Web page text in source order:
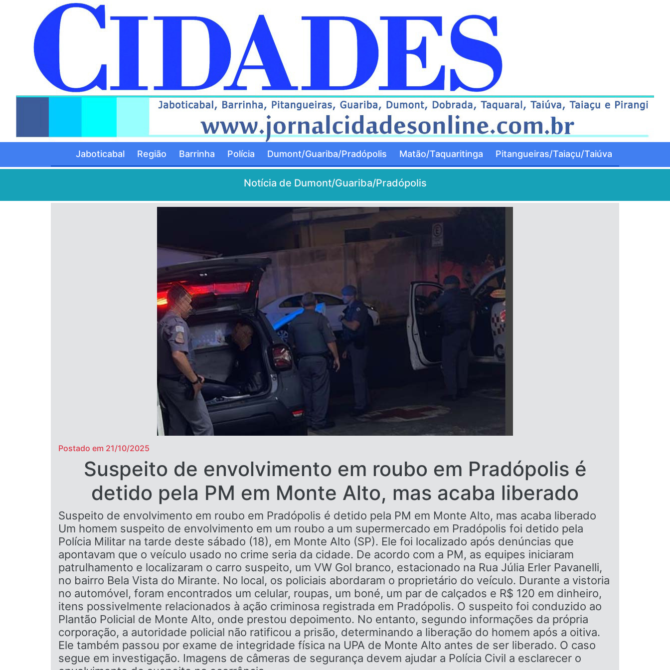
Jaboticabal Região Barrinha Polícia Dumont/Guariba/Pradópolis Matão/Taquaritinga Pitangueiras/Taiaçu/Taiúva
Notícia de Dumont/Guariba/Pradópolis
Postado em 21/10/2025
Suspeito de envolvimento em roubo em Pradópolis é
detido pela PM em Monte Alto, mas acaba liberado
Suspeito de envolvimento em roubo em Pradópolis é detido pela PM em Monte Alto, mas acaba liberado
Um homem suspeito de envolvimento em um roubo a um supermercado em Pradópolis foi detido pela
Polícia Militar na tarde deste sábado (18), em Monte Alto (SP). Ele foi localizado após denúncias que
apontavam que o veículo usado no crime seria da cidade. De acordo com a PM, as equipes iniciaram
patrulhamento e localizaram o carro suspeito, um VW Gol branco, estacionado na Rua Júlia Erler Pavanelli,
no bairro Bela Vista do Mirante. No local, os policiais abordaram o proprietário do veículo. Durante a vistoria
no automóvel, foram encontrados um celular, roupas, um boné, um par de calçados e R$ 120 em dinheiro,
itens possivelmente relacionados à ação criminosa registrada em Pradópolis. O suspeito foi conduzido ao
Plantão Policial de Monte Alto, onde prestou depoimento. No entanto, segundo informações da própria
corporação, a autoridade policial não ratificou a prisão, determinando a liberação do homem após a oitiva.
Ele também passou por exame de integridade física na UPA de Monte Alto antes de ser liberado. O caso
segue em investigação. Imagens de câmeras de segurança devem ajudar a Polícia Civil a esclarecer o